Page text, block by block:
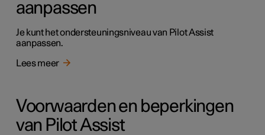
aanpassen
Je kunt het ondersteuningsniveau van Pilot Assist
aanpassen.
Lees meer
Voorwaarden en beperkingen
van Pilot Assist